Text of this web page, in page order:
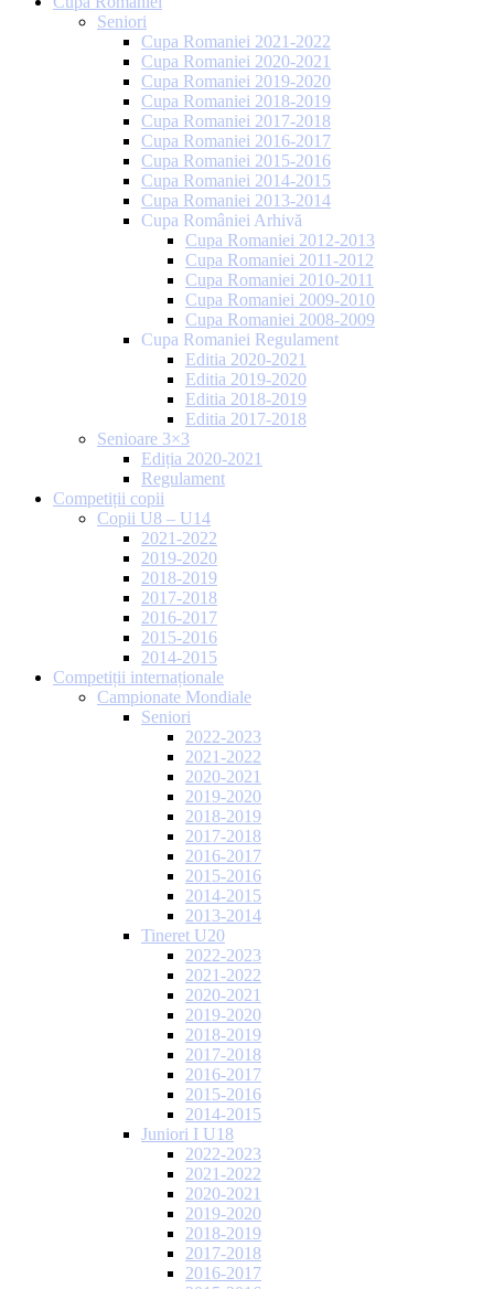
Seniori
Cupa Romaniei 2021-2022
Cupa Romaniei 2020-2021
Cupa Romaniei 2019-2020
Cupa Romaniei 2018-2019
Cupa Romaniei 2017-2018
Cupa Romaniei 2016-2017
Cupa Romaniei 2015-2016
Cupa Romaniei 2014-2015
Cupa Romaniei 2013-2014
Cupa României Arhivă
Cupa Romaniei 2012-2013
Cupa Romaniei 2011-2012
Cupa Romaniei 2010-2011
Cupa Romaniei 2009-2010
Cupa Romaniei 2008-2009
Cupa Romaniei Regulament
Editia 2020-2021
Editia 2019-2020
Editia 2018-2019
Editia 2017-2018
Senioare 3×3
Ediția 2020-2021
Regulament
Competiții copii
Copii U8 – U14
2021-2022
2019-2020
2018-2019
2017-2018
2016-2017
2015-2016
2014-2015
Competiții internaționale
Campionate Mondiale
Seniori
2022-2023
2021-2022
2020-2021
2019-2020
2018-2019
2017-2018
2016-2017
2015-2016
2014-2015
2013-2014
Tineret U20
2022-2023
2021-2022
2020-2021
2019-2020
2018-2019
2017-2018
2016-2017
2015-2016
2014-2015
Juniori I U18
2022-2023
2021-2022
2020-2021
2019-2020
2018-2019
2017-2018
2016-2017